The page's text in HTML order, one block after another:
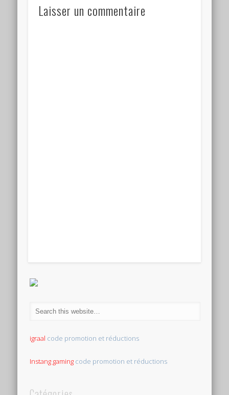
Laisser un commentaire
igraal code promotion et réductions
Instang gaming code promotion et réductions